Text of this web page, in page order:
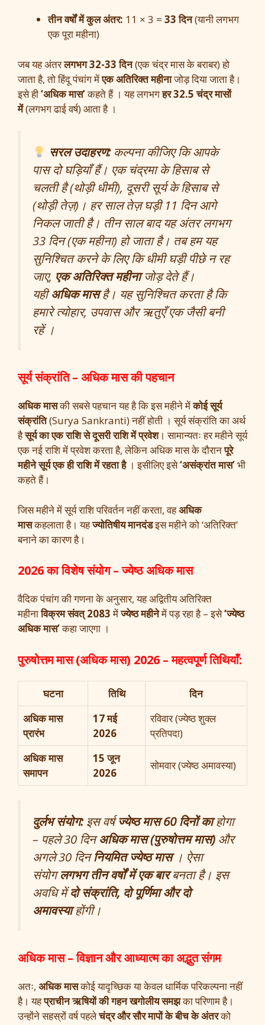
तीन वर्षों में कुल अंतर: 11 × 3 = 33 दिन(यानी लगभग
एक पूरा महीना)
जब यह अंतरलगभग 32-33 दिन(एक चंद्र मास के बराबर) हो
जाता है, तो हिंदू पंचांग मेंएक अतिरिक्त महीनाजोड़ दिया जाता है।
इसे ही‘अधिक मास’कहते हैं । यह लगभगहर 32.5 चंद्र मासों
में(लगभग ढाई वर्ष) आता है ।
सरल उदाहरण:कल्पना कीजिए कि आपके
पास दो घड़ियाँ हैं। एक चंद्रमा के हिसाब से
चलती है (थोड़ी धीमी), दूसरी सूर्य के हिसाब से
(थोड़ी तेज़)। हर साल तेज़ घड़ी 11 दिन आगे
निकल जाती है। तीन साल बाद यह अंतर लगभग
33 दिन (एक महीना) हो जाता है। तब हम यह
सुनिश्चित करने के लिए कि धीमी घड़ी पीछे न रह
जाए, एक अतिरिक्त महीनाजोड़ देते हैं।
यहीअधिक मासहै। यह सुनिश्चित करता है कि
हमारे त्योहार, उपवास और ऋतुएँ एक जैसी बनी
रहें ।
सूर्य संक्रांति – अधिक मास की पहचान
अधिक मासकी सबसे पहचान यह है कि इस महीने मेंकोई सूर्य
संक्रांति(Surya Sankranti) नहीं होती । सूर्य संक्रांति का अर्थ
हैसूर्य का एक राशि से दूसरी राशि में प्रवेश। सामान्यतः हर महीने सूर्य
एक नई राशि में प्रवेश करता है, लेकिन अधिक मास के दौरानपूरे
महीने सूर्य एक ही राशि में रहता है। इसीलिए इसे‘असंक्रांत मास’भी
कहते हैं।
जिस महीने में सूर्य राशि परिवर्तन नहीं करता, वहअधिक
मासकहलाता है। यहज्योतिषीय मानदंडइस महीने को ‘अतिरिक्त’
बनाने का कारण है।
2026 का विशेष संयोग – ज्येष्ठ अधिक मास
वैदिक पंचांग की गणना के अनुसार, यह अद्वितीय अतिरिक्त
महीनाविक्रम संवत् 2083मेंज्येष्ठ महीनेमें पड़ रहा है – इसे‘ज्येष्ठ
अधिक मास’कहा जाएगा ।
पुरुषोत्तम मास (अधिक मास) 2026 – महत्वपूर्ण तिथियाँ:
घटना तिथि
दिन
अधिक मास
प्रारंभ
17 मई
2026
रविवार (ज्येष्ठ शुक्ल
प्रतिपदा)
अधिक मास
समापन
15 जून
2026
सोमवार (ज्येष्ठ अमावस्या)
दुर्लभ संयोग:इस वर्षज्येष्ठ मास 60 दिनों काहोगा
– पहले 30 दिनअधिक मास (पुरुषोत्तम मास) और
अगले 30 दिननियमित ज्येष्ठ मास। ऐसा
संयोगलगभग तीन वर्षों में एक बारबनता है। इस
अवधि मेंदो संक्रांति, दो पूर्णिमा और दो
अमावस्याहोंगी।
अधिक मास – विज्ञान और आध्यात्म का अद्भुत संगम
अतः, अधिक मासकोई यादृच्छिक या केवल धार्मिक परिकल्पना नहीं
है। यहप्राचीन ऋषियों की गहन खगोलीय समझका परिणाम है।
उन्होंने सहस्रों वर्ष पहलेचंद्र और सौर मापों के बीच के अंतरको